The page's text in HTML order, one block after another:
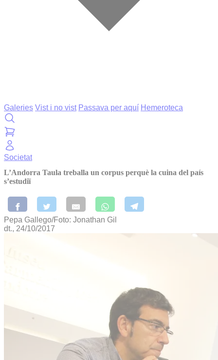
Galeries Vist i no vist Passava per aquí Hemeroteca
Societat
L’Andorra Taula treballa un corpus perquè la cuina del país
s’estudiï
Pepa Gallego/Foto: Jonathan Gil
dt., 24/10/2017